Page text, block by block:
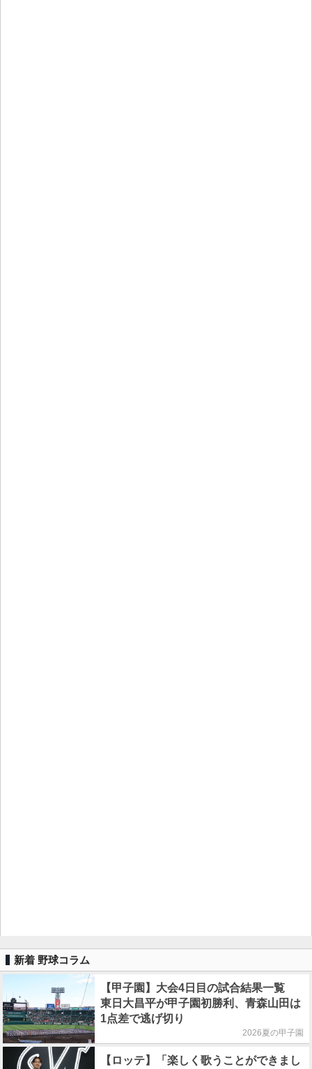
新着 野球コラム
【甲子園】大会4日目の試合結果一覧
東日大昌平が甲子園初勝利、青森山田は
1点差で逃げ切り
2026夏の甲子園
【ロッテ】「楽しく歌うことができまし